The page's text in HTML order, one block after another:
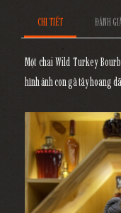
CHI TIẾT ĐÁNH
Một chai Wild Turkey
hình ảnh con gà tây hoang